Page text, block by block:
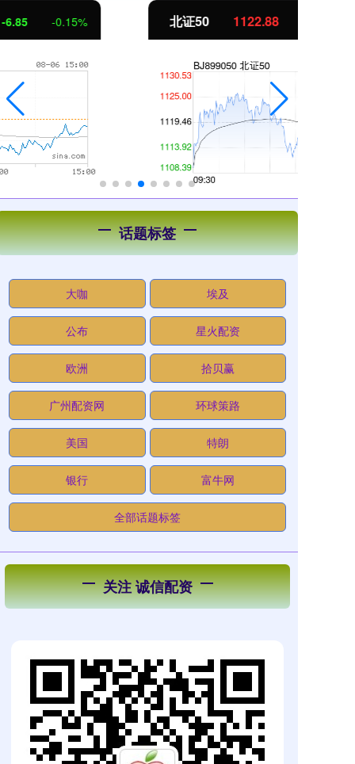
北证50 3.42 0.30%
话题标签
大咖 埃及
公布 星火配资
欧洲 拾贝赢
广州配资网 环球策路
美国 特朗
银行 富牛网
全部话题标签
关注 诚信配资